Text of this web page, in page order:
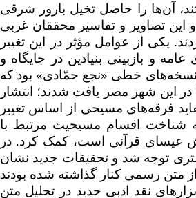
آن‌ها را حاصل تخیل بارور شرقی
تصاویر و تفاسیر محققان غربی
یکی از عوامل مؤثر در این تغییر
و بازبینی بنیادین در جایگاه و
خطی «نجع حمّادی» بود که
در این شهر مصر یافت شدند؛ انتشار
فرقه‌های مسیحی از اساس تغییر
شناخت اقسام مسیحیت مرتبط با
عیسای قرآنی است، کمک کرد. در
توجه شد و تحقیقات جدید نشان
متن رسمی کنار گذاشته شده بودند
نقد ادبی جدید در تحلیل متن